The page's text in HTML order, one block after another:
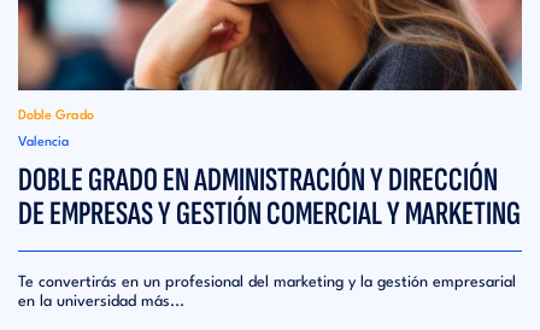
Doble Grado
Valencia
DOBLE GRADO EN ADMINISTRACIÓN Y DIRECCIÓN
DE EMPRESAS Y GESTIÓN COMERCIAL Y MARKETING
Te convertirás en un profesional del marketing y la gestión empresarial
en la universidad más...